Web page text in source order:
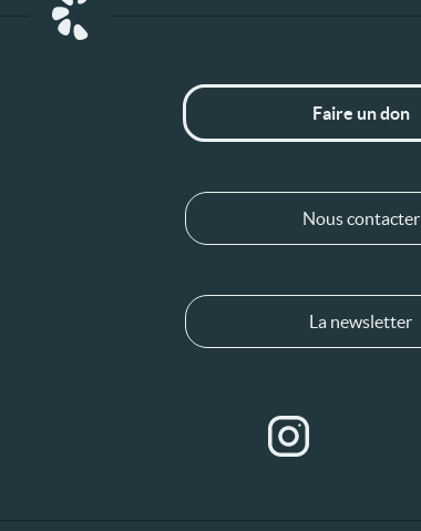
Faire un don
Nous contacter
La newsletter